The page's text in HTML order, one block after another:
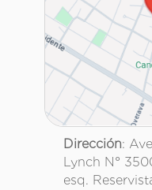
Dirección:
Lynch N°
esq.